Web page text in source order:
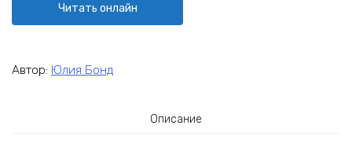
Читать онлайн
Автор: Юлия Бонд
Описание